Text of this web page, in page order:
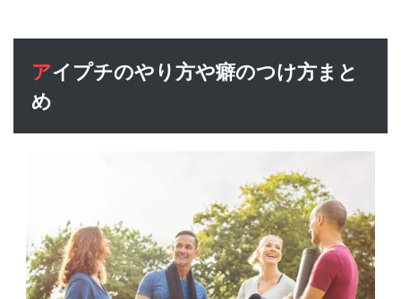
アイプチのやり方や癖のつけ方まと
め